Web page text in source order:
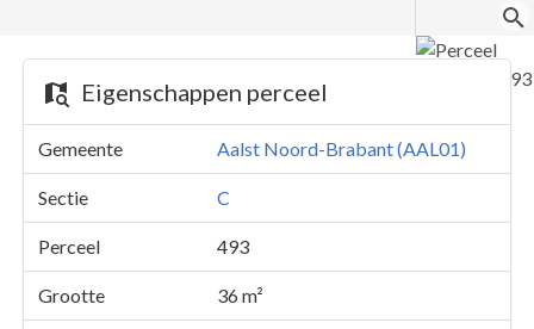
Eigenschappen perceel
Gemeente Aalst Noord-Brabant (AAL01)
Sectie C
Perceel 493
Grootte 36 m²